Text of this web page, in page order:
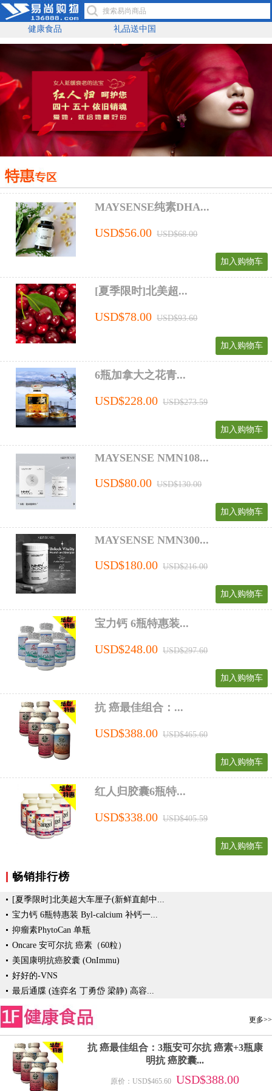
健康食品 礼品送中国
MAYSENSE纯素DHA...
USD$56.00 USD$68.00
加入购物车
[夏季限时]北美超...
USD$78.00 USD$93.60
加入购物车
6瓶加拿大之花青...
USD$228.00 USD$273.59
加入购物车
MAYSENSE NMN108...
USD$80.00 USD$130.00
加入购物车
MAYSENSE NMN300...
USD$180.00 USD$216.00
加入购物车
宝力钙 6瓶特惠装...
USD$248.00 USD$297.60
加入购物车
抗 癌最佳组合：...
USD$388.00 USD$465.60
加入购物车
红人归胶囊6瓶特...
USD$338.00 USD$405.59
加入购物车
畅销排行榜
[夏季限时]北美超大车厘子(新鲜直邮中...
宝力钙 6瓶特惠装 Byl-calcium 补钙一...
抑瘤素PhytoCan 单瓶
Oncare 安可尔抗 癌素（60粒）
美国康明抗癌胶囊 (OnImmu)
好好的-VNS
最后通牒 (连弈名 丁勇岱 梁静) 高容...
更多>>
抗 癌最佳组合：3瓶安可尔抗 癌素+3瓶康
明抗 癌胶囊...
原价：USD$465.60 USD$388.00